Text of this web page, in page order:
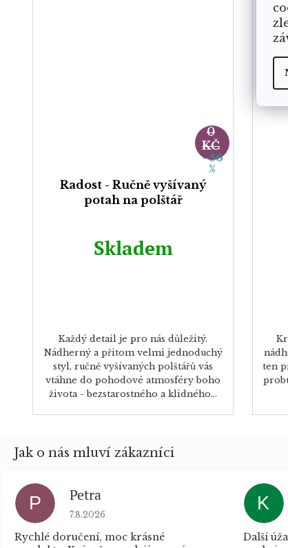
0
KČ
–56
%
Radost - Ručně vyšívaný
potah na polštář
Skladem
Každý detail je pro nás důležitý.
Nádherný a přitom velmi jednoduchý
styl, ručně vyšívaných polštářů vás
vtáhne do pohodové atmosféry boho
života - bezstarostného a klidného...
ten
P Petra
Hodnocení obchodu je 5 z 5 hvězdiček.
7.8.2026
Rychlé doručení, moc krásné
K
Další